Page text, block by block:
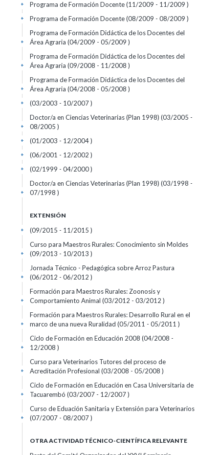
Programa de Formación Docente (11/2009 - 11/2009 )
+
Programa de Formación Docente (08/2009 - 08/2009 )
+
Programa de Formación Didáctica de los Docentes del
Área Agraria (04/2009 - 05/2009 )
+
Programa de Formación Didáctica de los Docentes del
Área Agraria (09/2008 - 11/2008 )
+
Programa de Formación Didáctica de los Docentes del
Área Agraria (04/2008 - 05/2008 )
+
(03/2003 - 10/2007 )
+
Doctor/a en Ciencias Veterinarias (Plan 1998) (03/2005 -
08/2005 )
+
(01/2003 - 12/2004 )
+
(06/2001 - 12/2002 )
+
(02/1999 - 04/2000 )
+
Doctor/a en Ciencias Veterinarias (Plan 1998) (03/1998 -
07/1998 )
+
EXTENSIÓN
(09/2015 - 11/2015 )
+
Curso para Maestros Rurales: Conocimiento sin Moldes
(09/2013 - 10/2013 )
+
Jornada Técnico - Pedagógica sobre Arroz Pastura
(06/2012 - 06/2012 )
+
Formación para Maestros Rurales: Zoonosis y
Comportamiento Animal (03/2012 - 03/2012 )
+
Formación para Maestros Rurales: Desarrollo Rural en el
marco de una nueva Ruralidad (05/2011 - 05/2011 )
+
Ciclo de Formación en Educación 2008 (04/2008 -
12/2008 )
+
Curso para Veterinarios Tutores del proceso de
Acreditación Profesional (03/2008 - 05/2008 )
+
Ciclo de Formación en Educación en Casa Universitaria de
Tacuarembó (03/2007 - 12/2007 )
+
Curso de Eduación Sanitaria y Extensión para Veterinarios
(07/2007 - 08/2007 )
+
OTRA ACTIVIDAD TÉCNICO-CIENTÍFICA RELEVANTE